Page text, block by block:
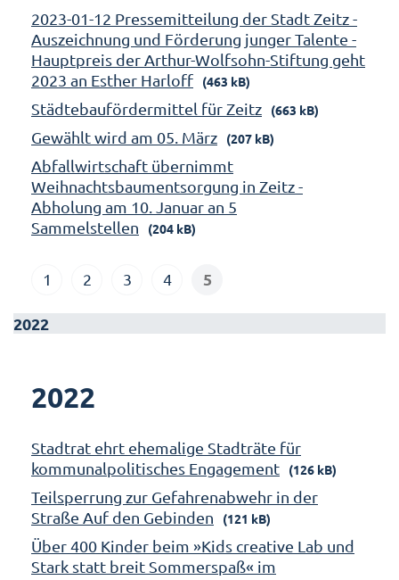
2023-01-12 Pressemitteilung der Stadt Zeitz -
Auszeichnung und Förderung junger Talente -
Hauptpreis der Arthur-Wolfsohn-Stiftung geht
2023 an Esther Harloff
(463 kB)
Städtebaufördermittel für Zeitz (663 kB)
Gewählt wird am 05. März (207 kB)
Abfallwirtschaft übernimmt
Weihnachtsbaumentsorgung in Zeitz -
Abholung am 10. Januar an 5
Sammelstellen
(204 kB)
1 2 3 4 5
2022
2022
Stadtrat ehrt ehemalige Stadträte für
kommunalpolitisches Engagement
(126 kB)
Teilsperrung zur Gefahrenabwehr in der
Straße Auf den Gebinden
(121 kB)
Über 400 Kinder beim »Kids creative Lab und
Stark statt breit Sommerspaß« im